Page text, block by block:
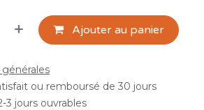
Ajouter au panier
ou remboursé de 30 jours
3 jours ouvrables